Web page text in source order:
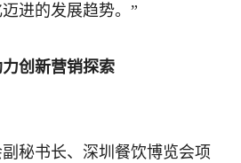
进的发展趋势。”
创新营销探索
秘书长、深圳餐饮博览会项